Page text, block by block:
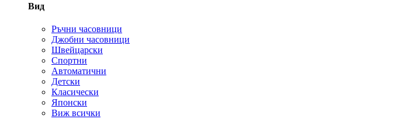
Вид
Ръчни часовници
Джобни часовници
Швейцарски
Спортни
Автоматични
Детски
Класически
Японски
Виж всички